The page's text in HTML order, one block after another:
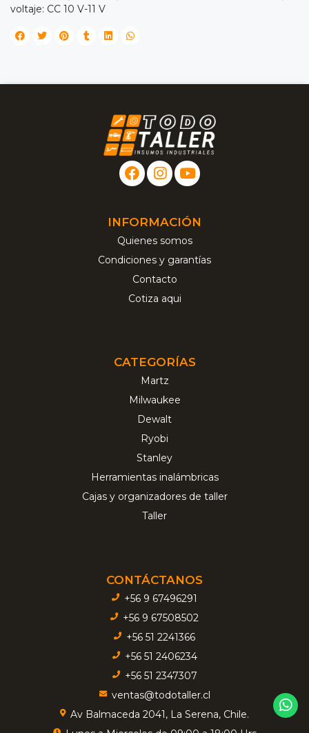
voltaje: CC 10 V-11 V
INFORMACIÓN
Quienes somos
Condiciones y garantías
Contacto
Cotiza aqui
CATEGORÍAS
Martz
Milwaukee
Dewalt
Ryobi
Stanley
Herramientas inalámbricas
Cajas y organizadores de taller
Taller
CONTÁCTANOS
+56 9 67496291
+56 9 67508502
+56 51 2241366
+56 51 2406234
+56 51 2347307
ventas@todotaller.cl
Av Balmaceda 2041, La Serena, Chile.